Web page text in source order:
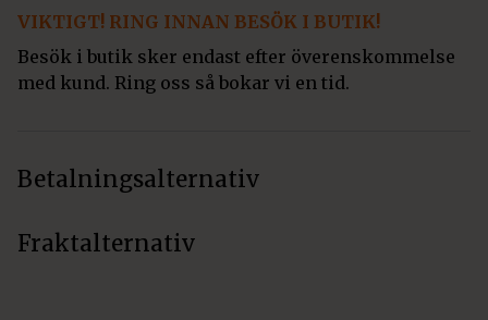
VIKTIGT! RING INNAN BESÖK I BUTIK!
Besök i butik sker endast efter överenskommelse
med kund. Ring oss så bokar vi en tid.
Betalningsalternativ
Fraktalternativ